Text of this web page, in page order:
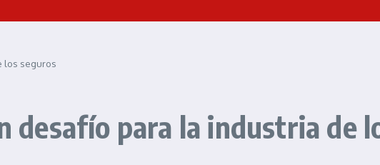
los seguros
desafío para la industria de